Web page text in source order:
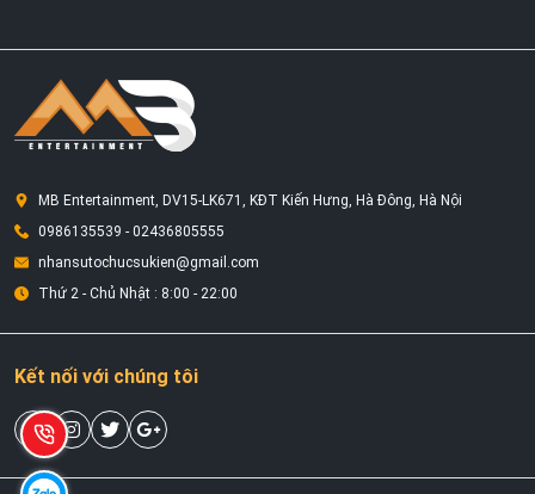
MB Entertainment, DV15-LK671, KĐT Kiến Hưng, Hà Đông, Hà Nội
0986135539 - 02436805555
nhansutochucsukien@gmail.com
Thứ 2 - Chủ Nhật : 8:00 - 22:00
Kết nối với chúng tôi